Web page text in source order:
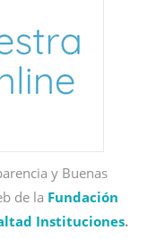
y Buenas
de la Fundación
Instituciones.